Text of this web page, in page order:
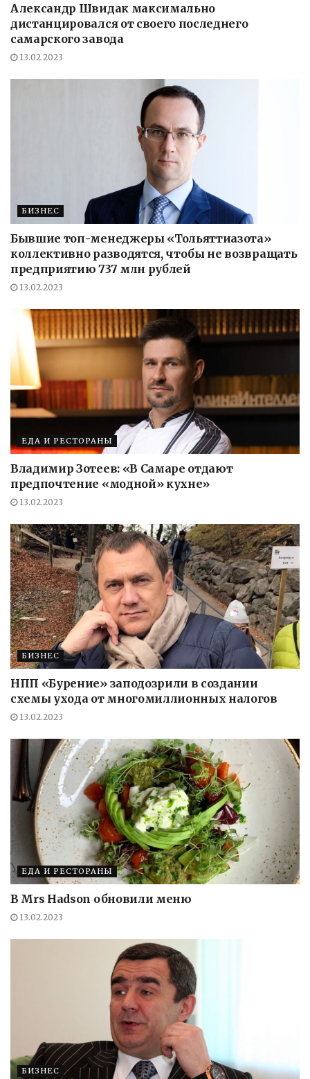
Александр Швидак максимально
дистанцировался от своего последнего
самарского завода
13.02.2023
БИЗНЕС
Бывшие топ-менеджеры «Тольяттиазота»
коллективно разводятся, чтобы не возвращать
предприятию 737 млн рублей
13.02.2023
ЕДА И РЕСТОРАНЫ
Владимир Зотеев: «В Самаре отдают
предпочтение «модной» кухне»
13.02.2023
БИЗНЕС
НПП «Бурение» заподозрили в создании
схемы ухода от многомиллионных налогов
13.02.2023
ЕДА И РЕСТОРАНЫ
В Mrs Hadson обновили меню
13.02.2023
БИЗНЕС